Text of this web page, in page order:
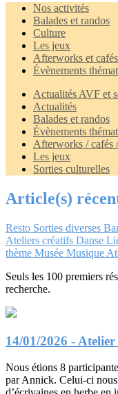
Nos activités
Balades et randos
Culture
Les jeux
Afterworks et cafés
Évènements
Actualités AVF et
Actualités
Balades et randos
Évènements
Afterworks / cafés
Les jeux
Sorties culturelles
Article(s)
Resto Sorties diverses
Ateliers créatifs Danse
thème Musée Musique
Seuls les 100 premiers
recherche.
14/01/2026 -
Nous étions 8
par Annick. Celui-ci